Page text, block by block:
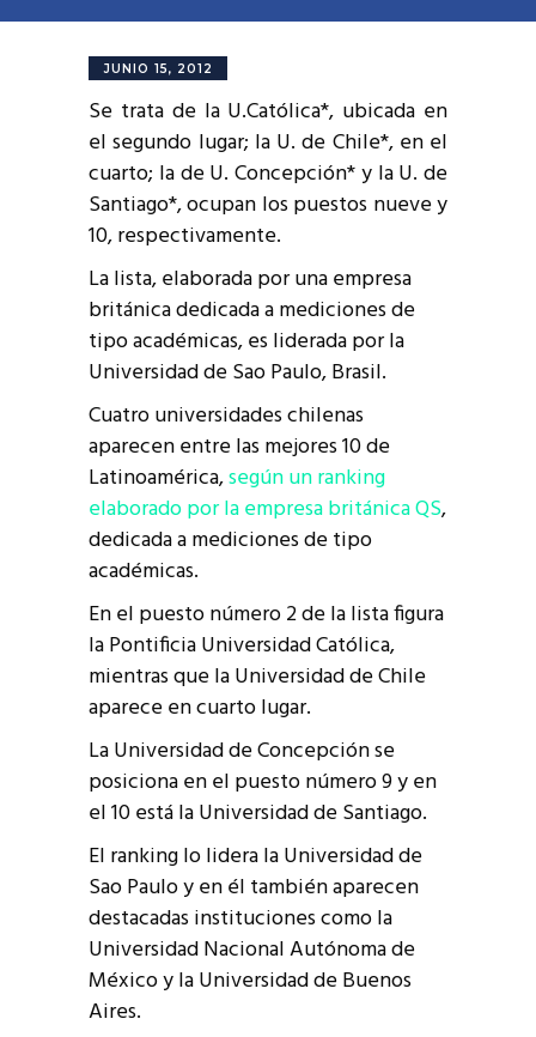
JUNIO 15, 2012
Se trata de la U.Católica*, ubicada en
el segundo lugar; la U. de Chile*, en el
cuarto; la de U. Concepción* y la U. de
Santiago*, ocupan los puestos nueve y
10, respectivamente.
La lista, elaborada por una empresa
británica dedicada a mediciones de
tipo académicas, es liderada por la
Universidad de Sao Paulo, Brasil.
Cuatro universidades chilenas
aparecen entre las mejores 10 de
Latinoamérica,según un ranking
elaborado por la empresa británica QS,
dedicada a mediciones de tipo
académicas.
En el puesto número 2 de la lista figura
la Pontificia Universidad Católica,
mientras que la Universidad de Chile
aparece en cuarto lugar.
La Universidad de Concepción se
posiciona en el puesto número 9 y en
el 10 está la Universidad de Santiago.
El ranking lo lidera la Universidad de
Sao Paulo y en él también aparecen
destacadas instituciones como la
Universidad Nacional Autónoma de
México y la Universidad de Buenos
Aires.